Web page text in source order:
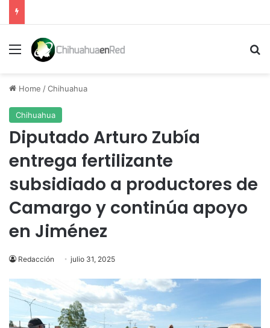
Menu
Home /Chihuahua
Chihuahua
Diputado Arturo Zubía
entrega fertilizante
subsidiado a productores de
Camargo y continúa apoyo
en Jiménez
Redacción julio 31, 2025